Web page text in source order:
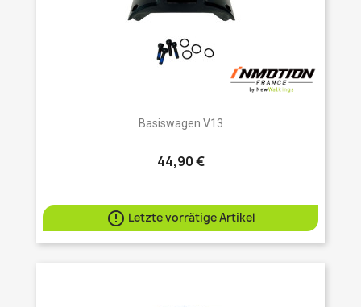
Basiswagen V13
44,90 €
 Letzte vorrätige Artikel